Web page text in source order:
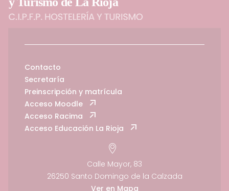
Contacto
Secretaría
Preinscripción y matrícula
Acceso Moodle
Acceso Racima
Acceso Educación La Rioja
Calle Mayor, 83
26250 Santo Domingo de la Calzada
Ver en Mapa